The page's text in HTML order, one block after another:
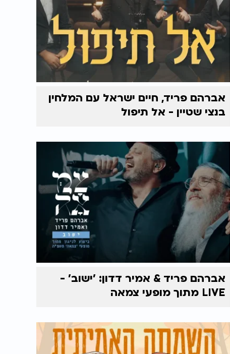
אברהם פריד, חיים ישראל עם המלחין
בנצי שטיין - אל תיפול
אברהם פריד & אמיר דדון: 'ישוב' -
LIVE מתוך מופעי צמאה